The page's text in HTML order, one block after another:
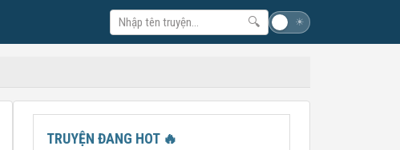
🔍 ☀
TRUYỆN ĐANG HOT 🔥